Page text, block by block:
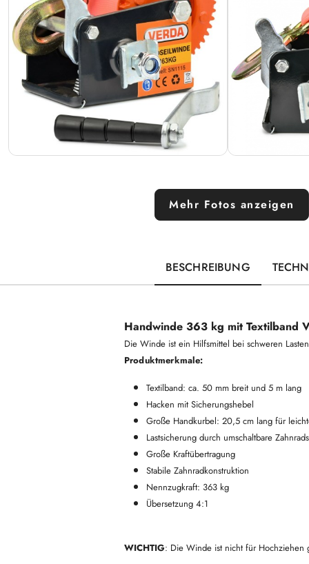
Mehr Fotos anzeigen
BESCHREIBUNG
Handwinde 363 kg mit Textilband
Die Winde ist ein Hilfsmittel bei schweren
Produktmerkmale:
Textilband: ca. 50 mm breit und 5 m lang
Hacken mit Sicherungshebel
Große Handkurbel: 20,5 cm lang für
Lastsicherung durch umschaltbare
Große Kraftübertragung
Stabile Zahnradkonstruktion
Nennzugkraft: 363 kg
Übersetzung 4:1
WICHTIG: Die Winde ist nicht für Hochziehen